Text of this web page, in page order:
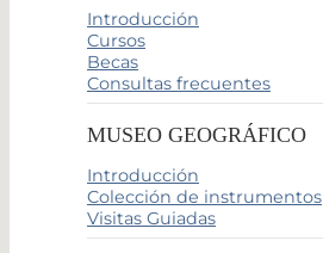
Introducción
Cursos
Becas
Consultas frecuentes
MUSEO GEOGRÁFICO
Introducción
Colección de instrumentos
Visitas Guiadas